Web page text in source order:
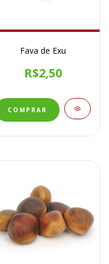
Fava de Exu
R$2,50